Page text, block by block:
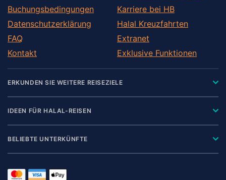
Buchungsbedingungen
Datenschutzerklärung
FAQ
Kontakt
Karriere bei HB
Halal Kreuzfahrten
Extranet
Exklusive Funktionen
ERKUNDEN SIE WEITERE REISEZIELE
IDEEN FÜR HALAL-REISEN
BELIEBTE UNTERKÜNFTE